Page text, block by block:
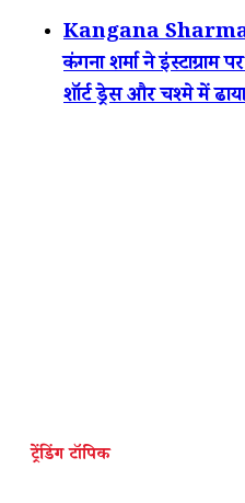
Kangana Sharma
कंगना शर्मा ने इंस्टाग्राम
शॉर्ट ड्रेस और चश्मे में
ट्रेंडिंग टॉपिक